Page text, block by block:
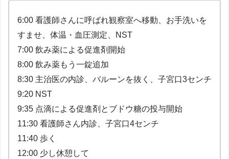
6:00 看護師さんに呼ばれ観察室へ移動、お手洗いを
すませ、体温・血圧測定、NST
7:00 飲み薬による促進剤開始
8:00 飲み薬もう一錠追加
8:30 主治医の内診、バルーンを抜く、子宮口3センチ
9:20 NST
9:35 点滴による促進剤とブドウ糖の投与開始
11:30 看護師さん内診、子宮口4センチ
11:40 歩く
12:00 少し休憩して